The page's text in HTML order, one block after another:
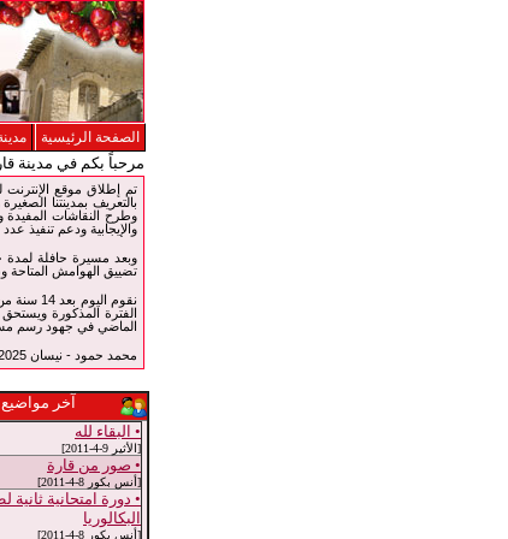
الصفحة الرئيسية
مرحباً بكم في مدينة
بالتعريف بمدينتنا
وطرح النقاشات المفيدة
والإيجابية ودعم تنفيذ
تضييق الهوامش المتاحة
نقوم
الفترة المذكورة
الماضي في جهود رسم
محمد حمود - نيسان 2025
آخر
• البقاء لله
[الأثير 9-4-2011]
• صور من قارة
[أنس بكور 8-4-2011]
• دورة امتحانية ثانية
البكالوريا
[أنس بكور 8-4-2011]